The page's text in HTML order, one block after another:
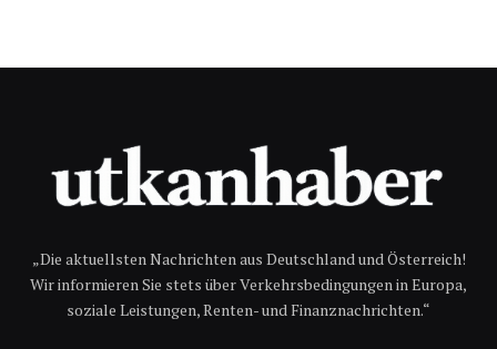
„Die aktuellsten Nachrichten aus Deutschland und Österreich!
Wir informieren Sie stets über Verkehrsbedingungen in Europa,
soziale Leistungen, Renten- und Finanznachrichten.“